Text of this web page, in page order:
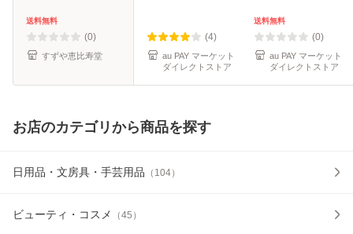
浸透型 無添加 毛穴
くすみ 集中ケア ス
キンケア 保
送料無料
(0)
すずや恵比寿堂
部外品 資生堂
(4)
au PAY マーケット
ダイレクトストア
送料無料
(0)
au PAY マーケット
ダイレクトストア
お店のカテゴリから商品を探す
日用品・文房具・手芸用品 （ 104）
ビューティ・コスメ （45 ）